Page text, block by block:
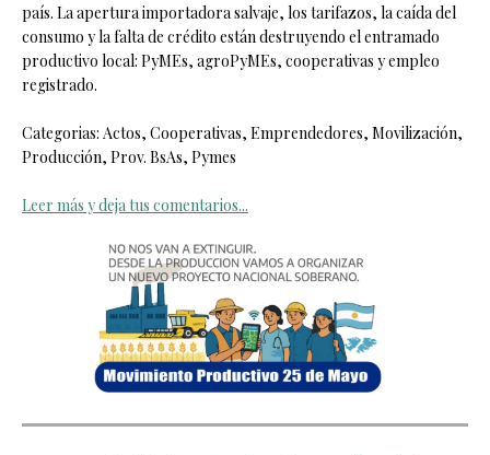
país. La apertura importadora salvaje, los tarifazos, la caída del
consumo y la falta de crédito están destruyendo el entramado
productivo local: PyMEs, agroPyMEs, cooperativas y empleo
registrado.
Categorias: Actos, Cooperativas, Emprendedores, Movilización,
Producción, Prov. BsAs, Pymes
Leer más y deja tus comentarios...